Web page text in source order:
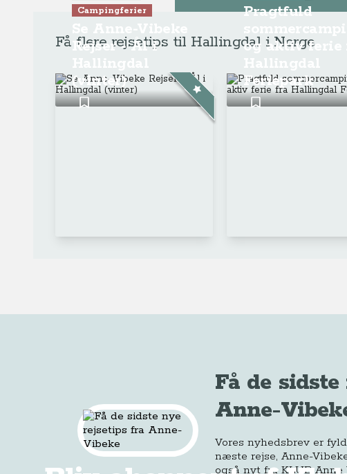
Gå til
Få flere rejsetips til Hallingdal i Norge
Campingferier
Rejser - Ål i
(vinter)
Pragtfuld
og aktiv ferie
Feriepark
Få de
Anne-
Vores nyhedsbrev er
næste rejse, Anne-
også nyt fra KLUB